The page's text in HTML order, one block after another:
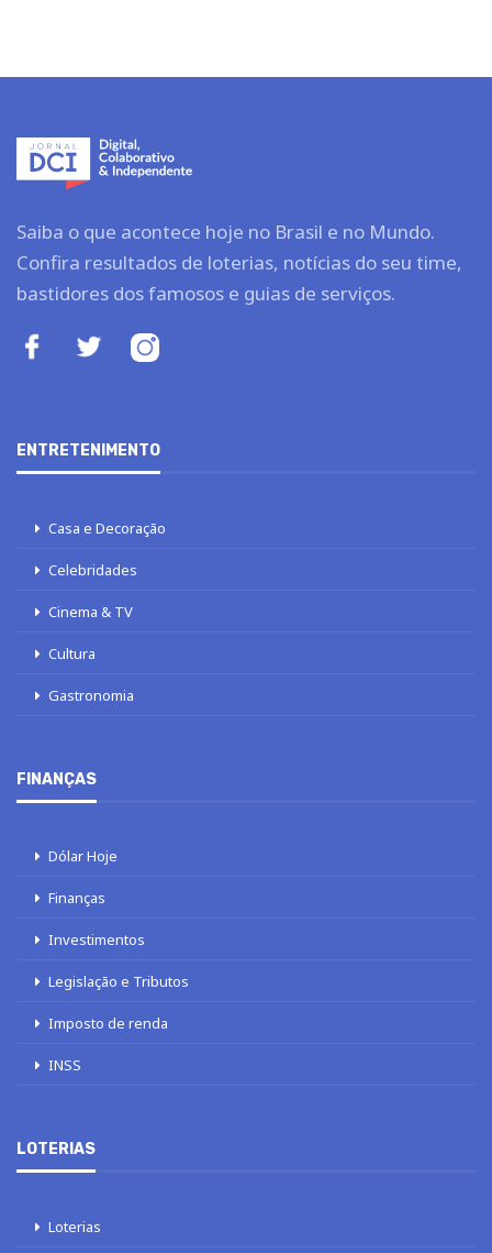
Saiba o que acontece hoje no Brasil e no Mundo.
Confira resultados de loterias, notícias do seu time,
bastidores dos famosos e guias de serviços.
ENTRETENIMENTO
Casa e Decoração
Celebridades
Cinema & TV
Cultura
Gastronomia
FINANÇAS
Dólar Hoje
Finanças
Investimentos
Legislação e Tributos
Imposto de renda
INSS
LOTERIAS
Loterias